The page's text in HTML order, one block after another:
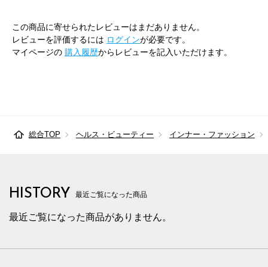
この商品に寄せられたレビューはまだありません。
レビューを評価するには ログインが必要です。
マイページの 購入履歴からレビューを記入いただけます。
総合TOP ヘルス・ビューティー インナー・ファッション
HISTORY 最近ご覧になった商品
最近ご覧になった商品がありません。